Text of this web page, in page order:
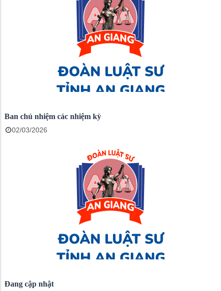
Ban chủ nhiệm các nhiệm kỳ
02/03/2026
Đang cập nhật